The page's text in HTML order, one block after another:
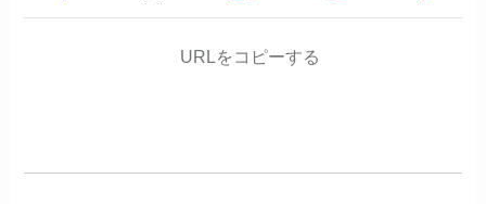
URLをコピーする